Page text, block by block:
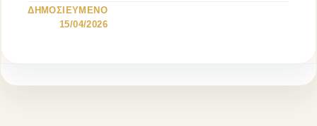
ΔΗΜΟΣΙΕΥΜΕΝΟ
15/04/2026